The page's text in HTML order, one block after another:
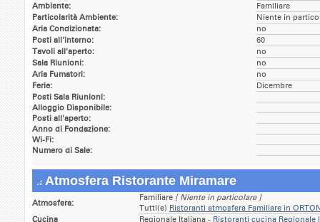
Ambiente:
Familiare
Particolarità Ambiente:
Niente in
Aria Condizionata:
no
Posti all'interno:
60
Tavoli all'aperto:
no
Sala Riunioni:
no
Aria Fumatori:
no
Ferie:
Dicembre
Posti Sala Riunioni:
Alloggio Disponibile:
Posti all'aperto:
Anno di Fondazione:
Wi-Fi:
Numero di Sale:
Atmosfera Ristorante Miramare
Atmosfera:
Familiare [ Niente in particolare ]
Tutti(e) Ristoranti atmosfera Familiare in
Cucina
Regionale Italiana - Ristoranti cucina Regionale